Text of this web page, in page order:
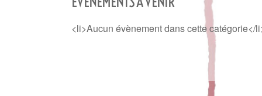
<li>Aucun évènement dans cette catégorie</